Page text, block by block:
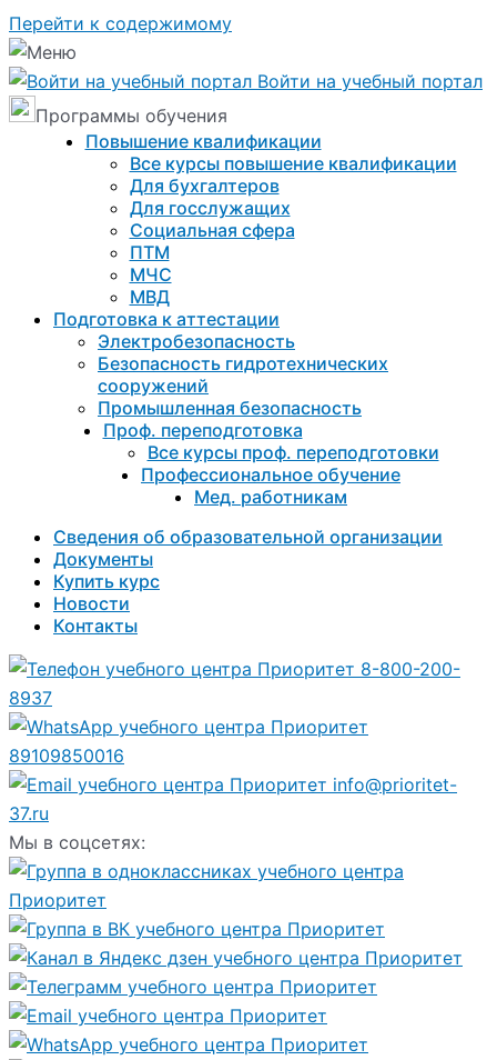
Перейти к содержимому
Войти на учебный портал
Программы обучения
Повышение квалификации
Все курсы повышение квалификации
Для бухгалтеров
Для госслужащих
Социальная сфера
ПТМ
МЧС
МВД
Подготовка к aттестации
Электробезопасность
Безопасность гидротехнических
сооружений
Промышленная безопасность
Проф. переподготовка
Все курсы проф. переподготовки
Профессиональное обучение
Мед. работникам
Сведения об образовательной организации
Документы
Купить курс
Новости
Контакты
8-800-200-
8937
89109850016
info@prioritet-
37.ru
Мы в соцсетях: